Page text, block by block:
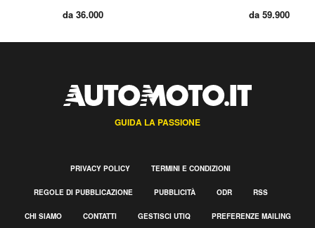
da 36.000
da 59.900
GUIDA LA PASSIONE
PRIVACY POLICY TERMINI E CONDIZIONI
REGOLE DI PUBBLICAZIONE PUBBLICITÀ ODR RSS
CHI SIAMO CONTATTI GESTISCI UTIQ PREFERENZE MAILING